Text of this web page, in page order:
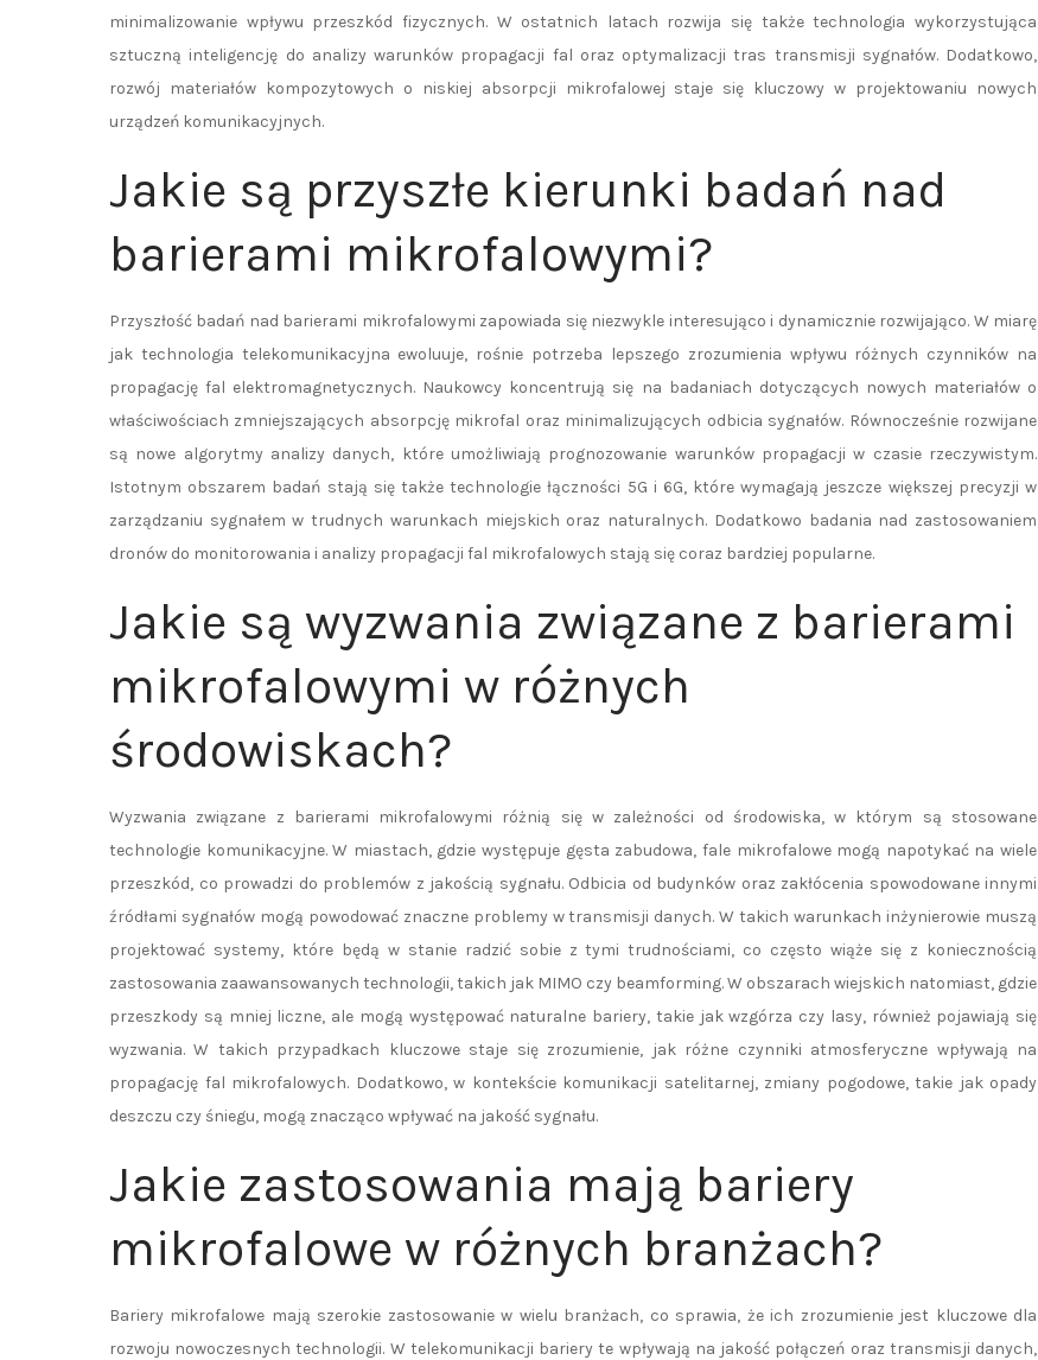
minimalizowanie wpływu przeszkód fizycznych. W ostatnich latach rozwija się także technologia wykorzystująca
sztuczną inteligencję do analizy warunków propagacji fal oraz optymalizacji tras transmisji sygnałów. Dodatkowo,
rozwój materiałów kompozytowych o niskiej absorpcji mikrofalowej staje się kluczowy w projektowaniu nowych
urządzeń komunikacyjnych.
Jakie są przyszłe kierunki badań nad
barierami mikrofalowymi?
Przyszłość badań nad barierami mikrofalowymi zapowiada się niezwykle interesująco i dynamicznie rozwijająco. W miarę
jak technologia telekomunikacyjna ewoluuje, rośnie potrzeba lepszego zrozumienia wpływu różnych czynników na
propagację fal elektromagnetycznych. Naukowcy koncentrują się na badaniach dotyczących nowych materiałów o
właściwościach zmniejszających absorpcję mikrofal oraz minimalizujących odbicia sygnałów. Równocześnie rozwijane
są nowe algorytmy analizy danych, które umożliwiają prognozowanie warunków propagacji w czasie rzeczywistym.
Istotnym obszarem badań stają się także technologie łączności 5G i 6G, które wymagają jeszcze większej precyzji w
zarządzaniu sygnałem w trudnych warunkach miejskich oraz naturalnych. Dodatkowo badania nad zastosowaniem
dronów do monitorowania i analizy propagacji fal mikrofalowych stają się coraz bardziej popularne.
Jakie są wyzwania związane z barierami
mikrofalowymi w różnych
środowiskach?
Wyzwania związane z barierami mikrofalowymi różnią się w zależności od środowiska, w którym są stosowane
technologie komunikacyjne. W miastach, gdzie występuje gęsta zabudowa, fale mikrofalowe mogą napotykać na wiele
przeszkód, co prowadzi do problemów z jakością sygnału. Odbicia od budynków oraz zakłócenia spowodowane innymi
źródłami sygnałów mogą powodować znaczne problemy w transmisji danych. W takich warunkach inżynierowie muszą
projektować systemy, które będą w stanie radzić sobie z tymi trudnościami, co często wiąże się z koniecznością
zastosowania zaawansowanych technologii, takich jak MIMO czy beamforming. W obszarach wiejskich natomiast, gdzie
przeszkody są mniej liczne, ale mogą występować naturalne bariery, takie jak wzgórza czy lasy, również pojawiają się
wyzwania. W takich przypadkach kluczowe staje się zrozumienie, jak różne czynniki atmosferyczne wpływają na
propagację fal mikrofalowych. Dodatkowo, w kontekście komunikacji satelitarnej, zmiany pogodowe, takie jak opady
deszczu czy śniegu, mogą znacząco wpływać na jakość sygnału.
Jakie zastosowania mają bariery
mikrofalowe w różnych branżach?
Bariery mikrofalowe mają szerokie zastosowanie w wielu branżach, co sprawia, że ich zrozumienie jest kluczowe dla
rozwoju nowoczesnych technologii. W telekomunikacji bariery te wpływają na jakość połączeń oraz transmisji danych,